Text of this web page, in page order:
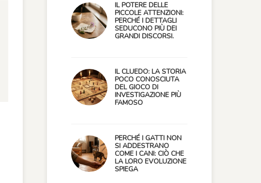
IL POTERE DELLE
PICCOLE ATTENZIONI:
PERCHÉ I DETTAGLI
SEDUCONO PIÙ DEI
GRANDI DISCORSI.
IL CLUEDO: LA STORIA
POCO CONOSCIUTA
DEL GIOCO DI
INVESTIGAZIONE PIÙ
FAMOSO
PERCHÉ I GATTI NON
SI ADDESTRANO
COME I CANI: CIÒ CHE
LA LORO EVOLUZIONE
SPIEGA